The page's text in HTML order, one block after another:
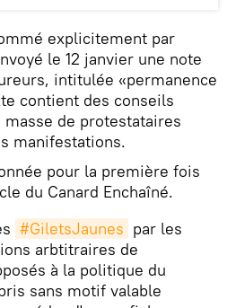
explicitement par
le 12 janvier une note
intitulée «permanence
contient des conseils
de protestataires
manifestations.
pour la première fois
du Canard Enchaîné.
#GiletsJaunes par les
arbtitraires de
à la politique du
sans motif valable